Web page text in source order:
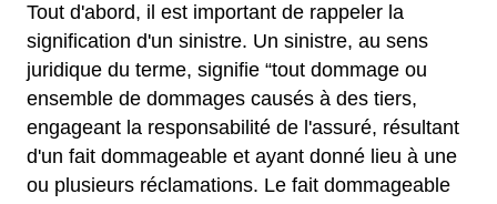
Tout d'abord, il est important de rappeler la
signification d'un sinistre. Un sinistre, au sens
juridique du terme, signifie “tout dommage ou
ensemble de dommages causés à des tiers,
engageant la responsabilité de l'assuré, résultant
d'un fait dommageable et ayant donné lieu à une
ou plusieurs réclamations. Le fait dommageable